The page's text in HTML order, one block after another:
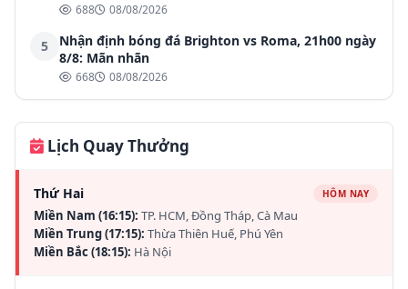
688 08/08/2026
5
Nhận định bóng đá Brighton vs Roma, 21h00 ngày
8/8: Mãn nhãn
668 08/08/2026
Lịch Quay Thưởng
Thứ Hai HÔM NAY
Miền Nam (16:15): TP. HCM, Đồng Tháp, Cà Mau
Miền Trung (17:15): Thừa Thiên Huế, Phú Yên
Miền Bắc (18:15): Hà Nội